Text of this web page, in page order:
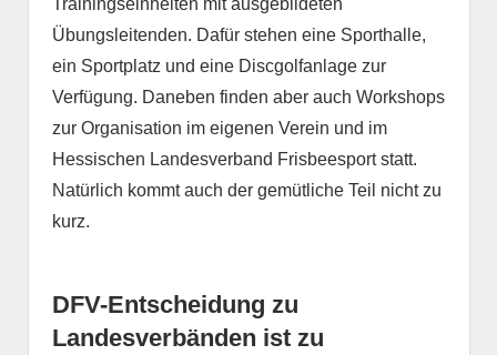
Übungsleitenden. Dafür stehen eine Sporthalle,
ein Sportplatz und eine Discgolfanlage zur
Verfügung. Daneben finden aber auch Workshops
zur Organisation im eigenen Verein und im
Hessischen Landesverband Frisbeesport statt.
Natürlich kommt auch der gemütliche Teil nicht zu
kurz.
DFV-Entscheidung zu
Landesverbänden ist zu